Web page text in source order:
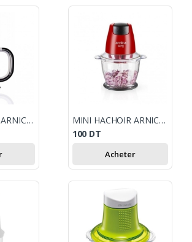
MINI HACHOIR ARNICA 1.2 L - 500W - GH21133 - NOIR
MINI HACHOIR ARNICA 1.3 L - 500W - GH21132 - ROUGE
100 DT
Acheter